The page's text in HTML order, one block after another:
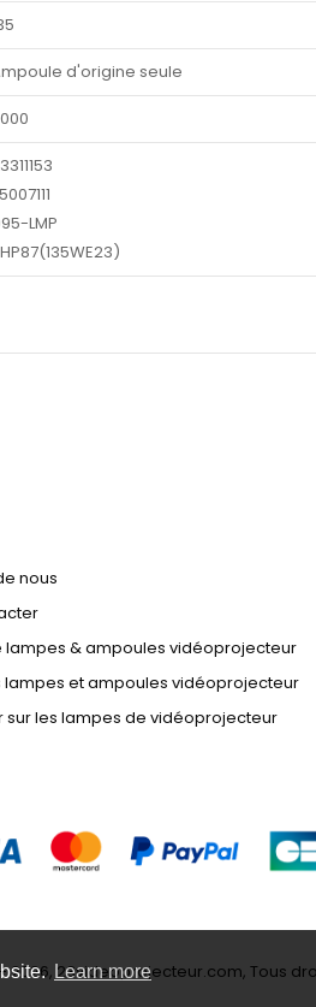
Learn more
d'origine seule
LMP
nous
lampes & ampoules vidéoprojecteur
lampes et ampoules vidéoprojecteur
sur les lampes de vidéoprojecteur
2026, 23videoprojecteur.com, Tous